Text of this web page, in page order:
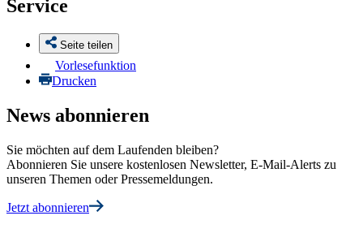
Service
Seite teilen
Vorlesefunktion
Drucken
News abonnieren
Sie möchten auf dem Laufenden bleiben?
Abonnieren Sie unsere kostenlosen Newsletter, E-Mail-Alerts zu
unseren Themen oder Pressemeldungen.
Jetzt abonnieren